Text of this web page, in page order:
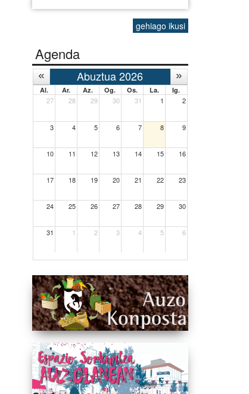
gehiago ikusi
Agenda
Abuztua 2026
Al. Ar. Az. Og. Os. La. Ig.
27 28 29 30 31 1 2
3 4 5 6 7 8 9
10 11 12 13 14 15 16
17 18 19 20 21 22 23
24 25 26 27 28 29 30
31 1 2 3 4 5 6